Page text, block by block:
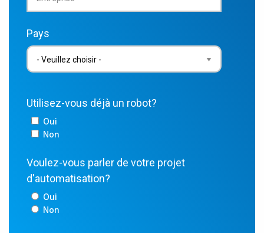
Pays
Utilisez-vous déjà un robot?
Oui
Non
Voulez-vous parler de votre projet
d'automatisation?
Oui
Non